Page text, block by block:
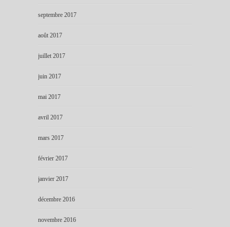
septembre 2017
août 2017
juillet 2017
juin 2017
mai 2017
avril 2017
mars 2017
février 2017
janvier 2017
décembre 2016
novembre 2016